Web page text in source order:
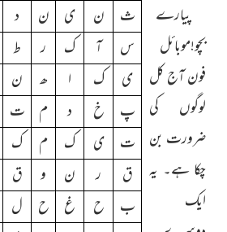
ث ن ی ن د
س
آ ک ر ط
ی
ک ا ھ ن
پ خ د م ت
ت ی ک م ک
ق
ر ن و ق
ب ح غ ح ل
پیارے
بچو!موبائل
فون آج کل
لوگوں کی
ضرورت بن
چکا ہے۔ یہ
ایک